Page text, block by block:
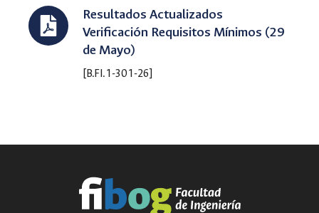
Resultados Actualizados
Verificación Requisitos Mínimos (29
de Mayo)
[B.FI.1-301-26]